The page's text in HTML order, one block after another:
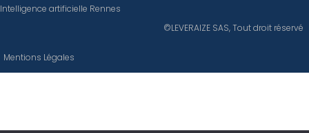
Intelligence artificielle Rennes
©LEVERAIZE SAS, Tout droit réservé
Mentions Légales